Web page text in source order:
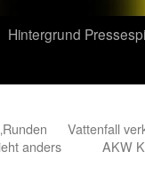
Hintergrund
anders
Vattenfall
AKW